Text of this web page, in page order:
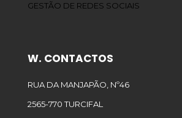
GESTÃO DE REDES SOCIAIS
W. CONTACTOS
RUA DA MANJAPÃO, Nº46
2565-770 TURCIFAL